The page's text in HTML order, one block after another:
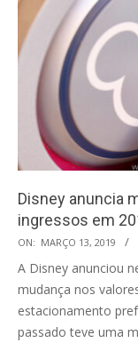
Disney anuncia
ingressos em
2019-
03-
ON: MARÇO 13, 2019
A Disney anunciou
mudança nos
estacionamento
passado teve uma